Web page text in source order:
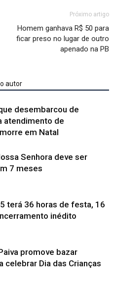
Próximo artigo
Homem ganhava R$ 50 para
ficar preso no lugar de outro
apenado na PB
autor
desembarcou de
atendimento de
em Natal
Senhora deve ser
7 meses
terá 36 horas de festa, 16
inédito
promove bazar
celebrar Dia das Crianças